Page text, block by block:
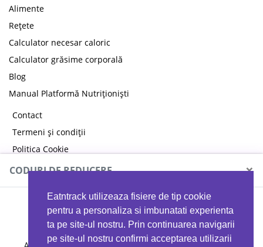
Eatntrack utilizeaza fisiere de tip cookie
pentru a personaliza si imbunatati experienta
ta pe site-ul nostru. Prin continuarea navigarii
pe site-ul nostru confirmi acceptarea utilizarii
Alimente
Rețete
Calculator necesar caloric
Calculator grăsime corporală
Blog
Manual Platformă Nutriționiști
Contact
Termeni și condiții
Politica Cookie
Politica de confidențialitate
CODURI DE REDUCERE ×
MYPROTEIN